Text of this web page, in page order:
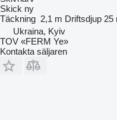
Skick ny
Täckning 2,1 m Driftsdjup 25
Ukraina, Kyiv
TOV «FERM Ye»
Kontakta säljaren